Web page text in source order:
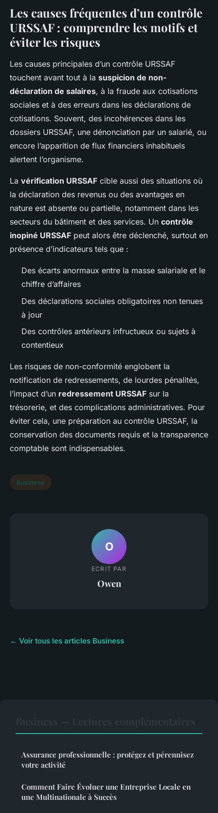
Les causes fréquentes d’un contrôle
URSSAF: comprendre les motifs et
éviter les risques
Les causes principales d’un contrôle URSSAF
touchent avant tout à la suspicion de non-
déclaration de salaires, à la fraude aux cotisations
sociales et à des erreurs dans les déclarations de
cotisations. Souvent, des incohérences dans les
dossiers URSSAF, une dénonciation par un salarié, ou
encore l’apparition de flux financiers inhabituels
alertent l’organisme.
La vérification URSSAF cible aussi des situations où
la déclaration des revenus ou des avantages en
nature est absente ou partielle, notamment dans les
secteurs du bâtiment et des services. Un contrôle
inopiné URSSAF peut alors être déclenché, surtout en
présence d’indicateurs tels que :
Des écarts anormaux entre la masse salariale et le
chiffre d’affaires
Des déclarations sociales obligatoires non tenues
à jour
Des contrôles antérieurs infructueux ou sujets à
contentieux
Les risques de non-conformité englobent la
notification de redressements, de lourdes pénalités,
l’impact d’un redressement URSSAF sur la
trésorerie, et des complications administratives. Pour
éviter cela, une préparation au contrôle URSSAF, la
conservation des documents requis et la transparence
comptable sont indispensables.
Business
O
ECRIT PAR
Owen
← Voir tous les articles Business
Assurance professionnelle : protégez et pérennisez
votre activité
Comment Faire Évoluer une Entreprise Locale en
une Multinationale à Succès